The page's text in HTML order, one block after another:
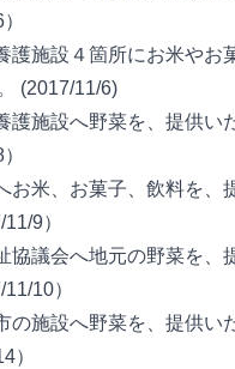
護施設４箇所にお米やお
(2017/11/6)
護施設へ野菜を、提供い
お米、お菓子、飲料を、
9）
協議会へ地元の野菜を、
10）
の施設へ野菜を、提供い
）